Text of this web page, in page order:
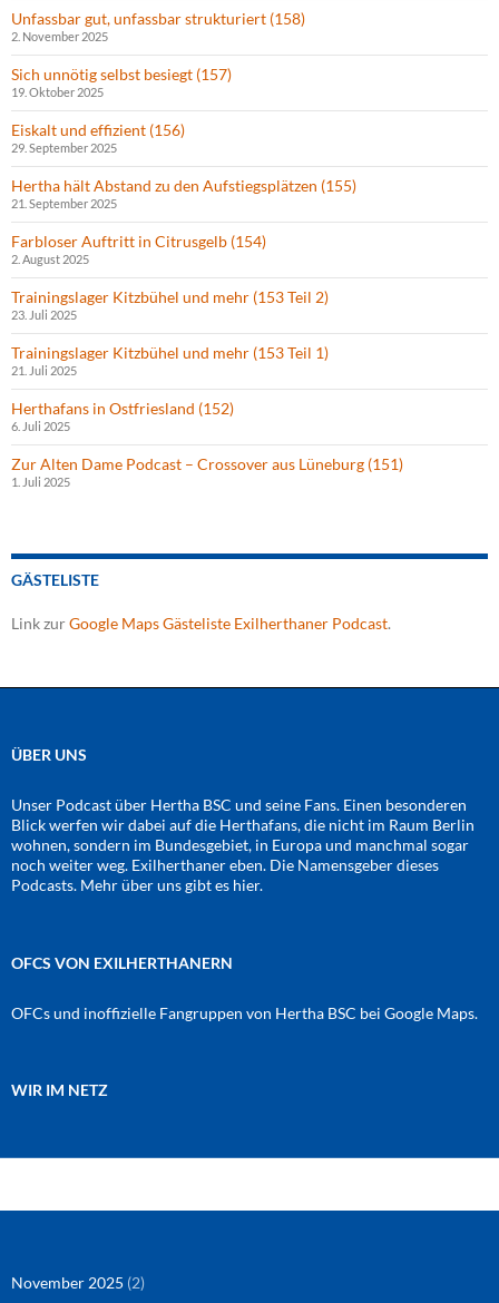
Unfassbar gut, unfassbar strukturiert (158)
2. November 2025
Sich unnötig selbst besiegt (157)
19. Oktober 2025
Eiskalt und effizient (156)
29. September 2025
Hertha hält Abstand zu den Aufstiegsplätzen (155)
21. September 2025
Farbloser Auftritt in Citrusgelb (154)
2. August 2025
Trainingslager Kitzbühel und mehr (153 Teil 2)
23. Juli 2025
Trainingslager Kitzbühel und mehr (153 Teil 1)
21. Juli 2025
Herthafans in Ostfriesland (152)
6. Juli 2025
Zur Alten Dame Podcast – Crossover aus Lüneburg (151)
1. Juli 2025
GÄSTELISTE
Link zurGoogle Maps Gästeliste Exilherthaner Podcast.
ÜBER UNS
Unser Podcast über Hertha BSC und seine Fans. Einen besonderen
Blick werfen wir dabei auf die Herthafans, die nicht im Raum Berlin
wohnen, sondern im Bundesgebiet, in Europa und manchmal sogar
noch weiter weg. Exilherthaner eben. Die Namensgeber dieses
Podcasts. Mehr über uns gibt es hier.
OFCS VON EXILHERTHANERN
OFCs und inoffizielle Fangruppen von Hertha BSC bei Google Maps.
WIR IM NETZ
November 2025 (2)